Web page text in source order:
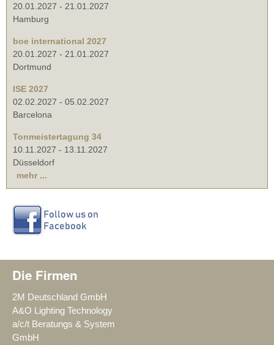
20.01.2027 - 21.01.2027
Hamburg
boe international 2027
20.01.2027 - 21.01.2027
Dortmund
ISE 2027
02.02.2027 - 05.02.2027
Barcelona
Tonmeistertagung 34
10.11.2027 - 13.11.2027
Düsseldorf
mehr ...
Die Firmen
2M Deutschland GmbH
A&O Lighting Technology
a/c/t Beratungs & System
GmbH